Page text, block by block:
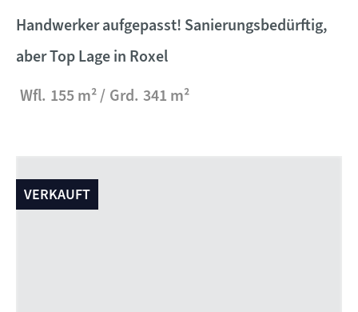
Handwerker aufgepasst! Sanierungsbedürftig,
aber Top Lage in Roxel
Wfl. 155 m² Grd. 341 m²
VERKAUFT